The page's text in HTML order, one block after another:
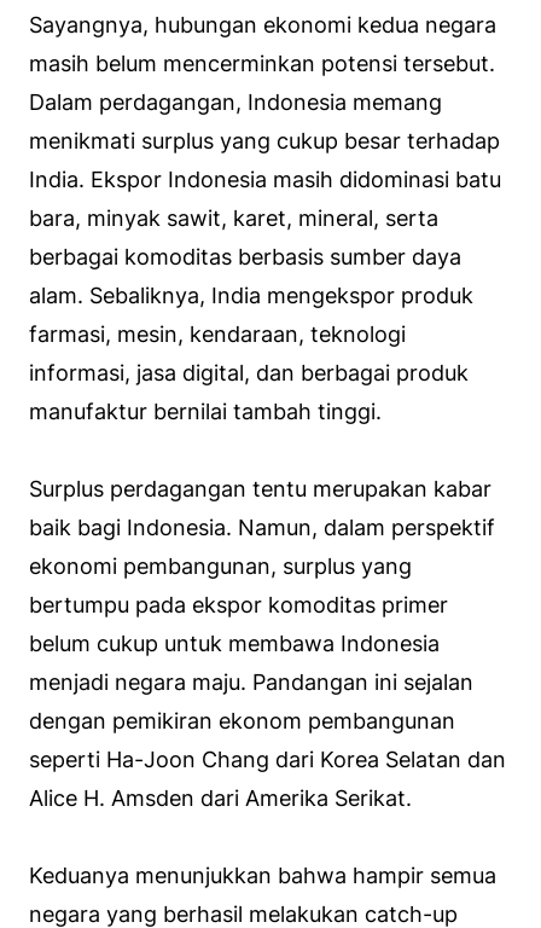
Sayangnya, hubungan ekonomi kedua negara
masih belum mencerminkan potensi tersebut.
Dalam perdagangan, Indonesia memang
menikmati surplus yang cukup besar terhadap
India. Ekspor Indonesia masih didominasi batu
bara, minyak sawit, karet, mineral, serta
berbagai komoditas berbasis sumber daya
alam. Sebaliknya, India mengekspor produk
farmasi, mesin, kendaraan, teknologi
informasi, jasa digital, dan berbagai produk
manufaktur bernilai tambah tinggi.
Surplus perdagangan tentu merupakan kabar
baik bagi Indonesia. Namun, dalam perspektif
ekonomi pembangunan, surplus yang
bertumpu pada ekspor komoditas primer
belum cukup untuk membawa Indonesia
menjadi negara maju. Pandangan ini sejalan
dengan pemikiran ekonom pembangunan
seperti Ha-Joon Chang dari Korea Selatan dan
Alice H. Amsden dari Amerika Serikat.
Keduanya menunjukkan bahwa hampir semua
negara yang berhasil melakukan catch-up